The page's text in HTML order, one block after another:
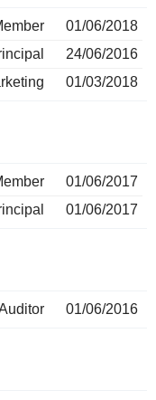
01/06/2018
24/06/2016
01/03/2018
01/06/2017
01/06/2017
01/06/2016